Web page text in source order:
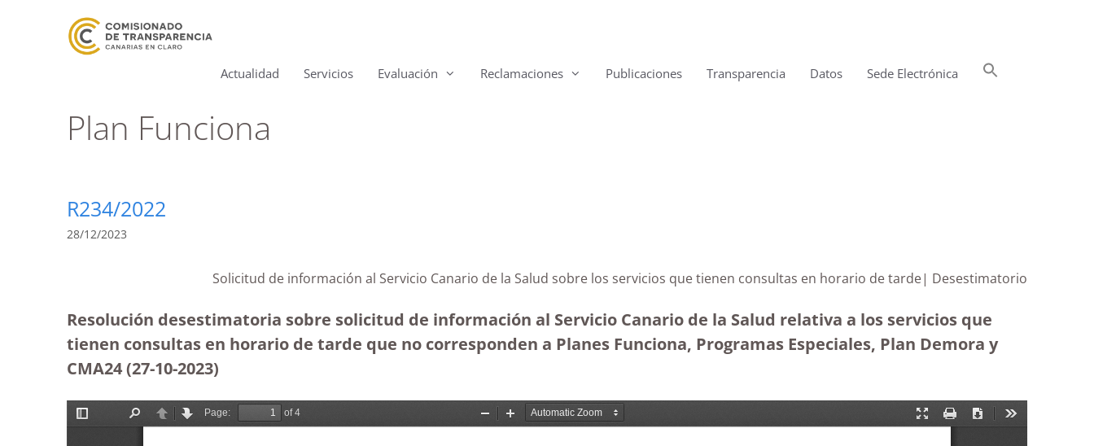
Actualidad Servicios Evaluación Reclamaciones Publicaciones Transparencia Datos Sede Electrónica
Plan Funciona
R234/2022
28/12/2023
Solicitud de información al Servicio Canario de la Salud sobre los servicios que tienen consultas en horario de tarde| Desestimatorio
Resolución desestimatoria sobre solicitud de información al Servicio Canario de la Salud relativa a los servicios que
tienen consultas en horario de tarde que no corresponden a Planes Funciona, Programas Especiales, Plan Demora y
CMA24 (27-10-2023)